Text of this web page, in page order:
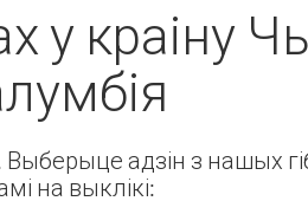
у краіну
адзін з нашых
на выклікі: